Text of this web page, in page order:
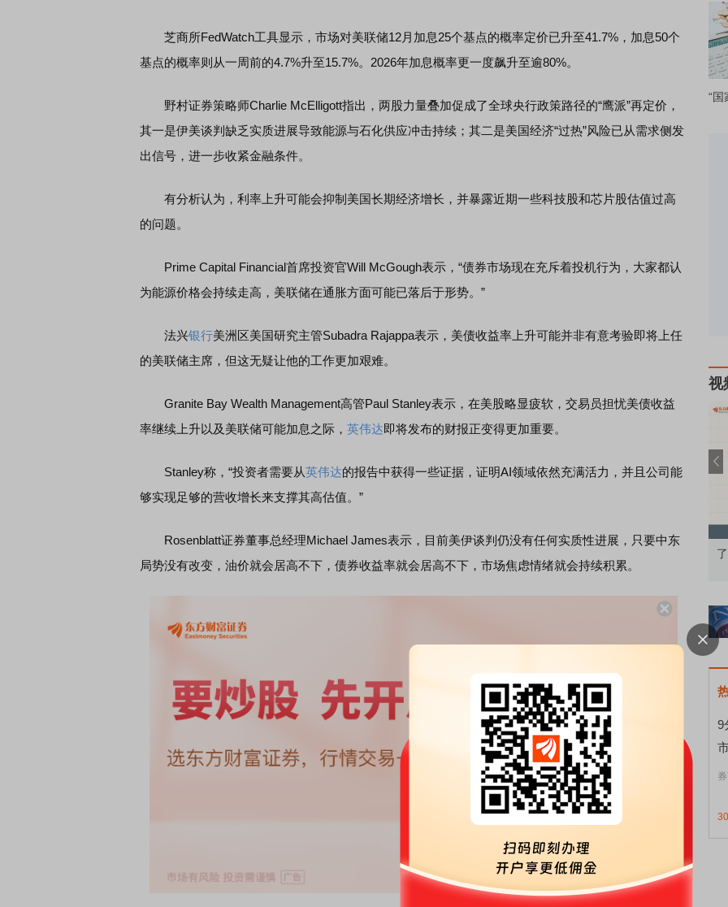
芝商所FedWatch工具显示，市场对美联储12月加息25个基点的概率定价已升至41.7%，加息50个
基点的概率则从一周前的4.7%升至15.7%。2026年加息概率更一度飙升至逾80%。
野村证券策略师Charlie McElligott指出，两股力量叠加促成了全球央行政策路径的“鹰派”再定价，
其一是伊美谈判缺乏实质进展导致能源与石化供应冲击持续；其二是美国经济“过热”风险已从需求侧发
出信号，进一步收紧金融条件。
有分析认为，利率上升可能会抑制美国长期经济增长，并暴露近期一些科技股和芯片股估值过高
的问题。
Prime Capital Financial首席投资官Will McGough表示，“债券市场现在充斥着投机行为，大家都认
为能源价格会持续走高，美联储在通胀方面可能已落后于形势。”
法兴银行美洲区美国研究主管Subadra Rajappa表示，美债收益率上升可能并非有意考验即将上任
的美联储主席，但这无疑让他的工作更加艰难。
Granite Bay Wealth Management高管Paul Stanley表示，在美股略显疲软，交易员担忧美债收益
率继续上升以及美联储可能加息之际， 英伟达即将发布的财报正变得更加重要。
Stanley称，“投资者需要从英伟达的报告中获得一些证据，证明AI领域依然充满活力，并且公司能
够实现足够的营收增长来支撑其高估值。”
Rosenblatt证券董事总经理Michael James表示，目前美伊谈判仍没有任何实质性进展，只要中东
局势没有改变，油价就会居高不下，债券收益率就会居高不下，市场焦虑情绪就会持续积累。
“国
视
9